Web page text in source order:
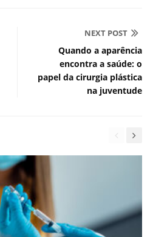
NEXT POST
Quando a aparência
encontra a saúde: o
papel da cirurgia plástica
na juventude